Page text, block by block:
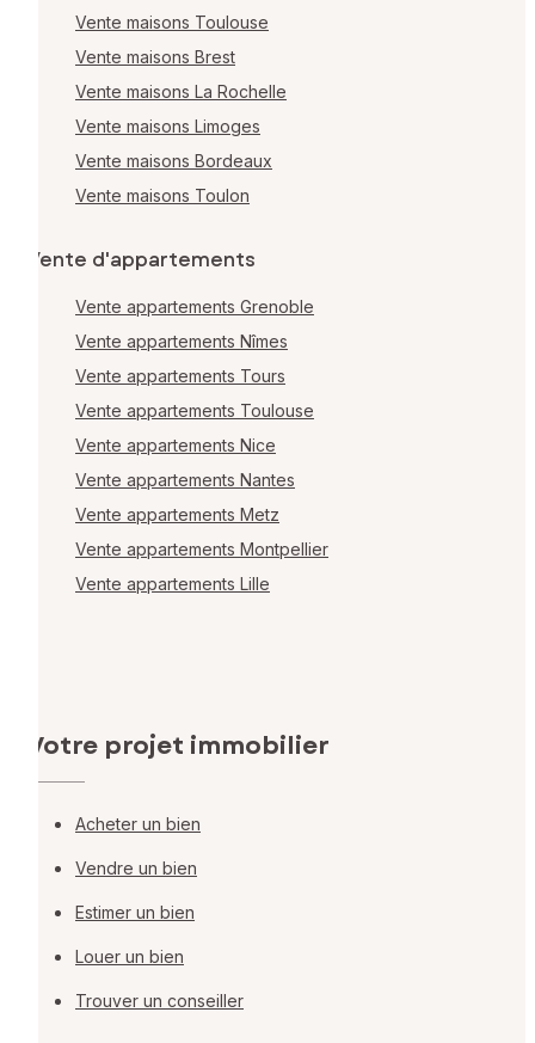
Vente maisons Toulouse
Vente maisons Brest
Vente maisons La Rochelle
Vente maisons Limoges
Vente maisons Bordeaux
Vente maisons Toulon
Vente d'appartements
Vente appartements Grenoble
Vente appartements Nîmes
Vente appartements Tours
Vente appartements Toulouse
Vente appartements Nice
Vente appartements Nantes
Vente appartements Metz
Vente appartements Montpellier
Vente appartements Lille
Votre projet immobilier
Acheter un bien
Vendre un bien
Estimer un bien
Louer un bien
Trouver un conseiller